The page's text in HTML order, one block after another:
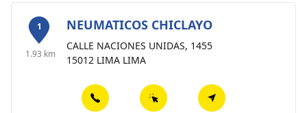
1
1.93 km
NEUMATICOS CHICLAYO
CALLE NACIONES UNIDAS, 1455
15012 LIMA LIMA